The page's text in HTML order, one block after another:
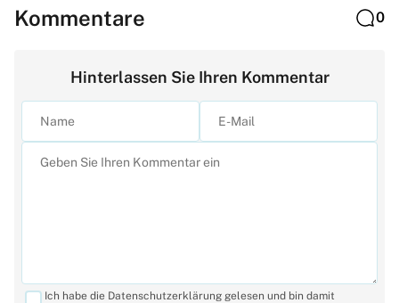
Kommentare 0
Hinterlassen Sie Ihren Kommentar
Ich habe die Datenschutzerklärung gelesen und bin damit